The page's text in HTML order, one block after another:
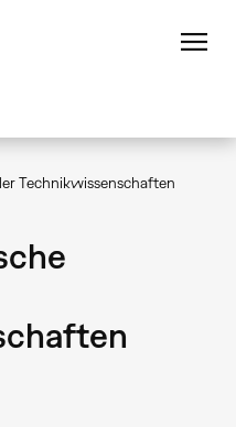
Technikwissenschaften